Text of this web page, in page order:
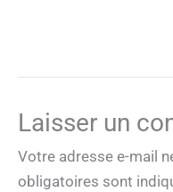
Laisser un
Votre adresse e-mail
obligatoires sont